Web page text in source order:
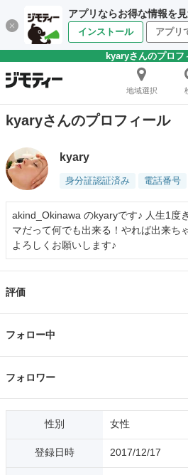
アプリならお得な情報を見
インストール アプリ
kyaryさんのプロフ
地域選択
kyaryさんのプロフィール
kyary
身分証認証済み 電話番号
akind_Okinawa のkyaryです♪ 人生1度
マだって何でも出来る！やれば出来ち
よろしくお願いします♪
評価
フォロー中
フォロワー
性別 女性
登録日時 2017/12/17